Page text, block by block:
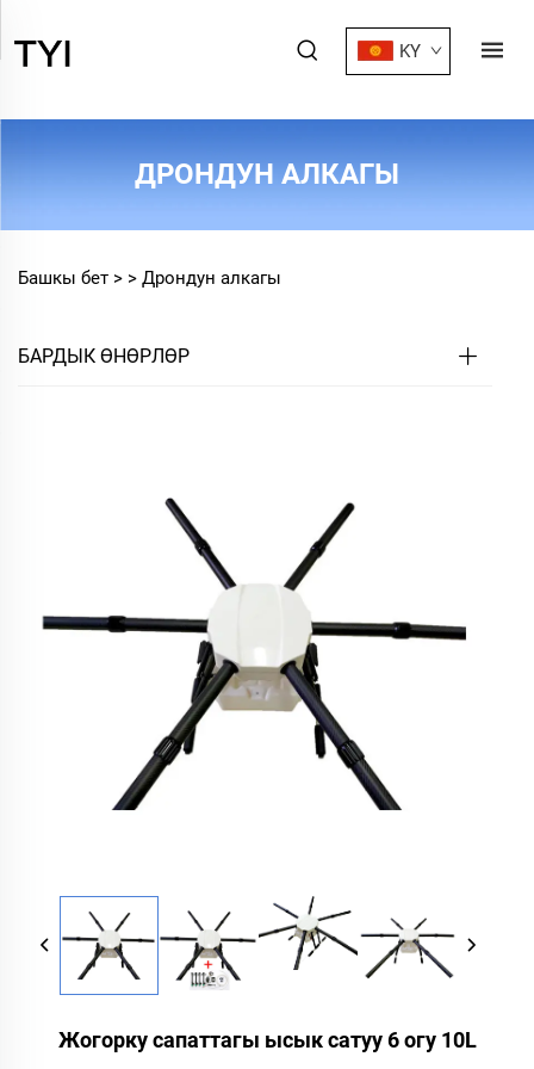
KY
ДРОНДУН АЛКАГЫ
Башкы бет > > Дрондун алкагы
БАРДЫК ӨНӨРЛӨР
Жогорку сапаттагы ысык сатуу 6 огу 10L